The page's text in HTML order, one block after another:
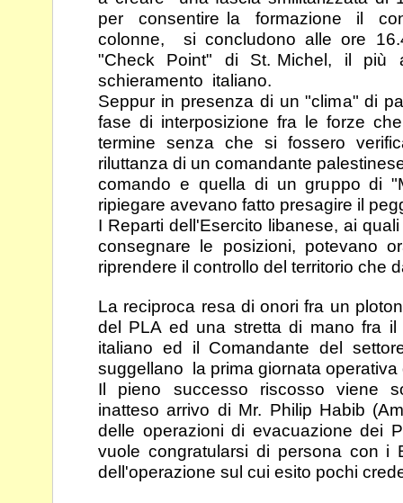
per consentire la formazione il
colonne, si concludono alle ore
"Check Point" di St. Michel, il più
schieramento italiano.
Seppur in presenza di un "clima" di
fase di interposizione fra le forze
termine senza che si fossero
riluttanza di un comandante
comando e quella di un gruppo di
ripiegare avevano fatto presagire il
I Reparti dell'Esercito libanese, ai
consegnare le posizioni, potevano
riprendere il controllo del territorio che
La reciproca resa di onori fra un
del PLA ed una stretta di mano fra il
italiano ed il Comandante del
suggellano la prima giornata
Il pieno successo riscosso viene
inatteso arrivo di Mr. Philip Habib
delle operazioni di evacuazionedei
vuole congratularsi di persona con i
dell'operazione sul cui esito pochi